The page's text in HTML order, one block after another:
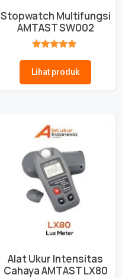
Stopwatch Multifungsi
AMTAST SW002
Lihat produk
Alat Ukur Intensitas
Cahaya AMTAST LX80